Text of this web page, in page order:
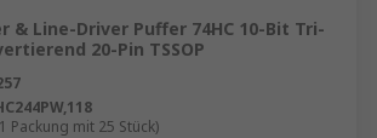
& Line-Driver Puffer 74HC 10-Bit Tri-
20-Pin TSSOP
Packung mit 25 Stück)